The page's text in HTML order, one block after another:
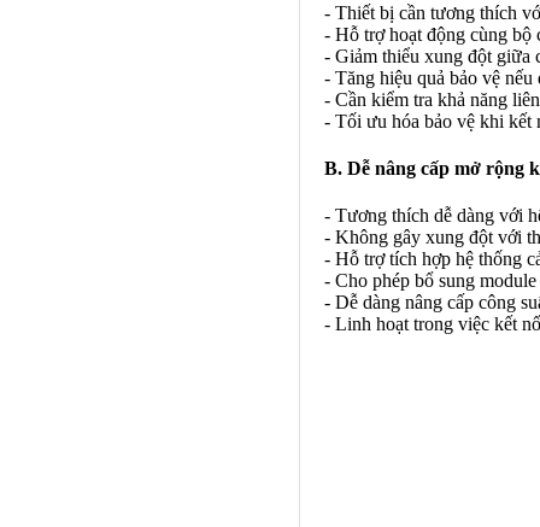
- Thiết bị cần tương thích
- Hỗ trợ hoạt động cùng bộ
- Giảm thiểu xung đột giữa
- Tăng hiệu quả bảo vệ
- Cần kiểm tra khả năng
- Tối ưu hóa bảo vệ khi kết
B. Dễ nâng cấp mở rộng
- Tương thích dễ dàng với
- Không gây xung đột với
- Hỗ trợ tích hợp hệ thống
- Cho phép bổ sung
- Dễ dàng nâng cấp công
- Linh hoạt trong việc kết